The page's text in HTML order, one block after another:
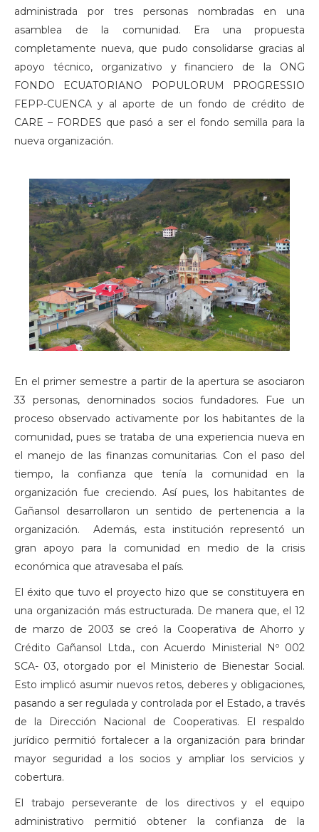
administrada por tres personas nombradas en una
asamblea de la comunidad. Era una propuesta
completamente nueva, que pudo consolidarse gracias al
apoyo técnico, organizativo y financiero de la ONG
FONDO ECUATORIANO POPULORUM PROGRESSIO
FEPP-CUENCA y al aporte de un fondo de crédito de
CARE – FORDES que pasó a ser el fondo semilla para la
nueva organización.
En el primer semestre a partir de la apertura se asociaron
33 personas, denominados socios fundadores. Fue un
proceso observado activamente por los habitantes de la
comunidad, pues se trataba de una experiencia nueva en
el manejo de las finanzas comunitarias. Con el paso del
tiempo, la confianza que tenía la comunidad en la
organización fue creciendo. Así pues, los habitantes de
Gañansol desarrollaron un sentido de pertenencia a la
organización. Además, esta institución representó un
gran apoyo para la comunidad en medio de la crisis
económica que atravesaba el país.
El éxito que tuvo el proyecto hizo que se constituyera en
una organización más estructurada. De manera que, el 12
de marzo de 2003 se creó la Cooperativa de Ahorro y
Crédito Gañansol Ltda., con Acuerdo Ministerial Nº 002
SCA- 03, otorgado por el Ministerio de Bienestar Social.
Esto implicó asumir nuevos retos, deberes y obligaciones,
pasando a ser regulada y controlada por el Estado, a través
de la Dirección Nacional de Cooperativas. El respaldo
jurídico permitió fortalecer a la organización para brindar
mayor seguridad a los socios y ampliar los servicios y
cobertura.
El trabajo perseverante de los directivos y el equipo
administrativo permitió obtener la confianza de la